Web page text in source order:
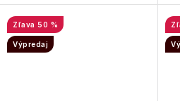
50 %
Výpredaj